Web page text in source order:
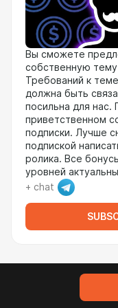
Вы сможете
собственную тему
Требований к
должна быть
посильна для нас.
приветственном
подписки. Лучше
подпиской
ролика. Все
уровней
+ chat